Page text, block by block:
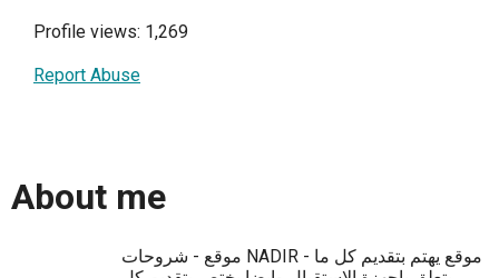
Profile views: 1,269
Report Abuse
About me
موقع - شروحات NADIR - موقع يهتم بتقديم كل ما